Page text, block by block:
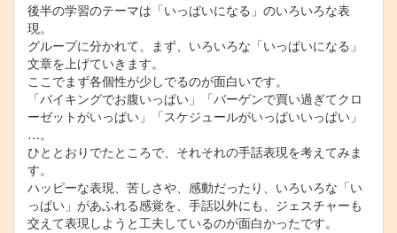
後半の学習のテーマは「いっぱいになる」のいろいろな表
現。
グループに分かれて、まず、いろいろな「いっぱいになる」
文章を上げていきます。
ここでまず各個性が少しでるのが面白いです。
「バイキングでお腹いっぱい」「バーゲンで買い過ぎてクロ
ーゼットがいっぱい」「スケジュールがいっぱいいっぱい」
…。
ひととおりでたところで、それそれの手話表現を考えてみま
す。
ハッピーな表現、苦しさや、感動だったり、いろいろな「い
っぱい」があふれる感覚を、手話以外にも、ジェスチャーも
交えて表現しようと工夫しているのが面白かったです。